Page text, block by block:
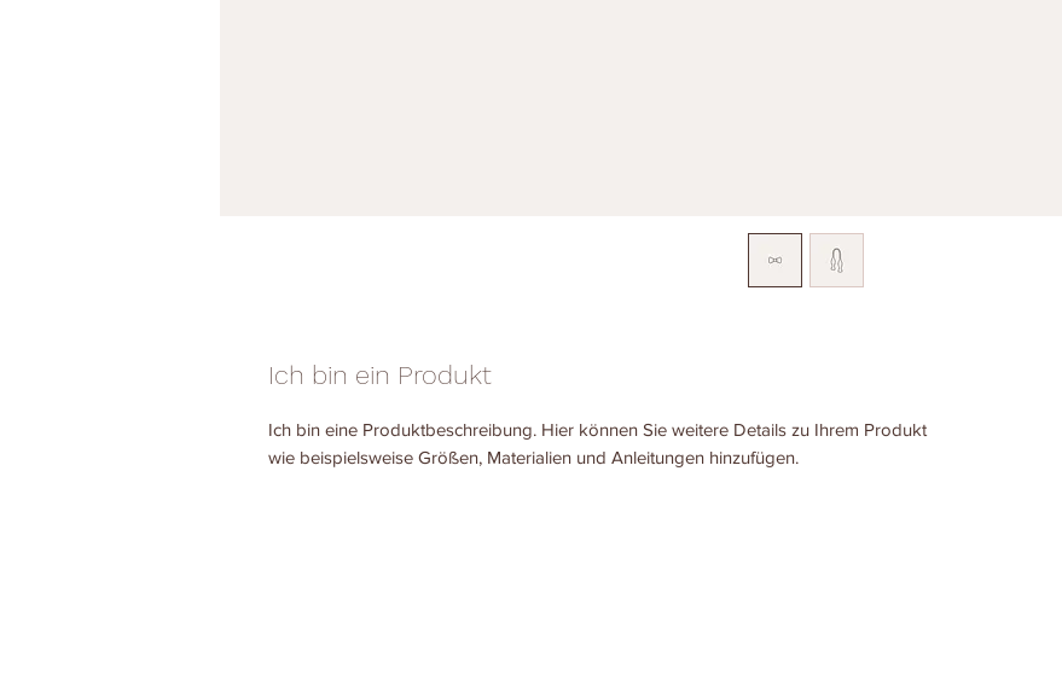
Ich bin ein Produkt
Ich bin eine Produktbeschreibung. Hier können Sie weitere Details zu Ihrem Produkt
wie beispielsweise Größen, Materialien und Anleitungen hinzufügen.